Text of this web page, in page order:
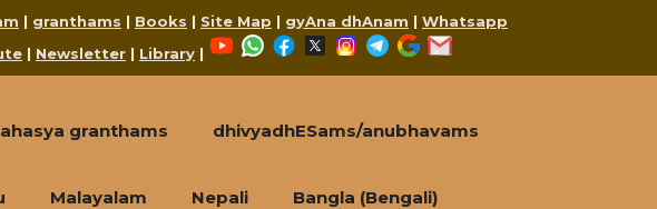
| granthams | Books | Site Map | gyAna dhAnam | Whatsapp
| Newsletter | Library |
YouTubeWhatsApp
Facebook
X Instagram
Telegram
Google
granthams dhivyadhESams/anubhavams
Malayalam Nepali Bangla (Bengali)